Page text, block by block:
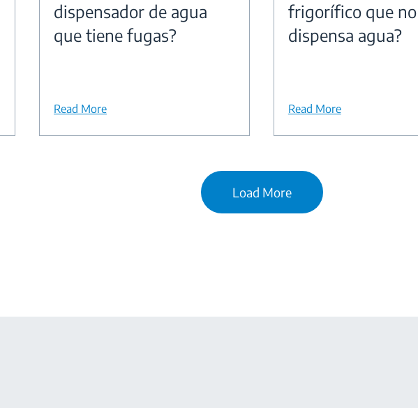
dispensador de agua
que tiene fugas?
Read More
frigorífico que no
dispensa agua?
Read More
Load More